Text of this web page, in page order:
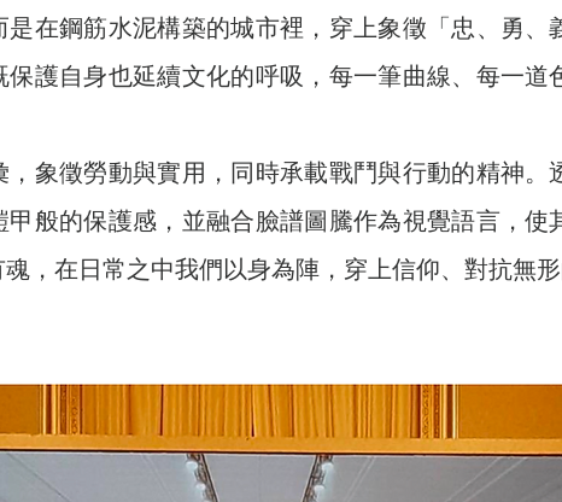
在鋼筋水泥構築的城市裡，穿上象徵「忠、勇、
護自身也延續文化的呼吸，每一筆曲線、每一道
象徵勞動與實用，同時承載戰鬥與行動的精神。
般的保護感，並融合臉譜圖騰作為視覺語言，使
，在日常之中我們以身為陣，穿上信仰、對抗無形